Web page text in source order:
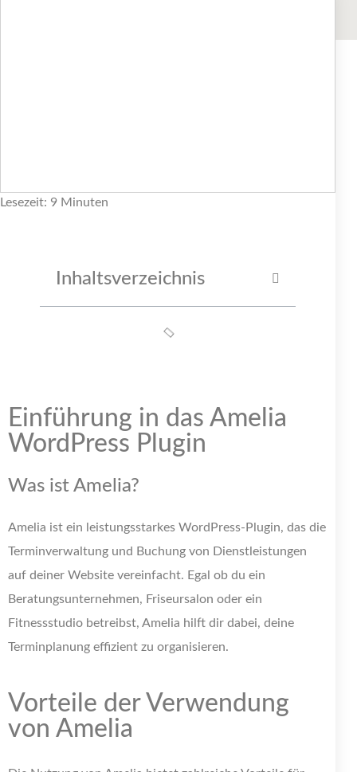
Lesezeit: 9 Minuten
Inhaltsverzeichnis
Einführung in das Amelia
WordPress Plugin
Was ist Amelia?
Amelia ist ein leistungsstarkes WordPress-Plugin, das die
Terminverwaltung und Buchung von Dienstleistungen
auf deiner Website vereinfacht. Egal ob du ein
Beratungsunternehmen, Friseursalon oder ein
Fitnessstudio betreibst, Amelia hilft dir dabei, deine
Terminplanung effizient zu organisieren.
Vorteile der Verwendung
von Amelia